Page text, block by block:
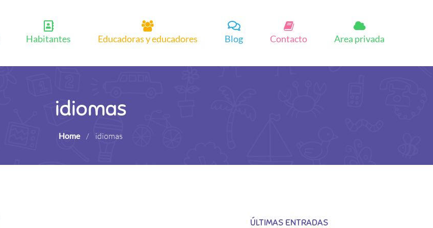
Habitantes Educadoras y educadores Blog Contacto Area privada
idiomas
Home / idiomas
ÚLTIMAS ENTRADAS